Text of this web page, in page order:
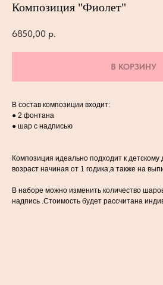
Композиция "Фиолет"
6850,00 р.
В КОРЗИНУ
В состав композиции входит:
● 2 фонтана
● шар с надписью
Композиция идеально подходит к
возраст начиная от 1 годика,а также на
В наборе можно изменить количество
надпись .Стоимость будет рассчитана